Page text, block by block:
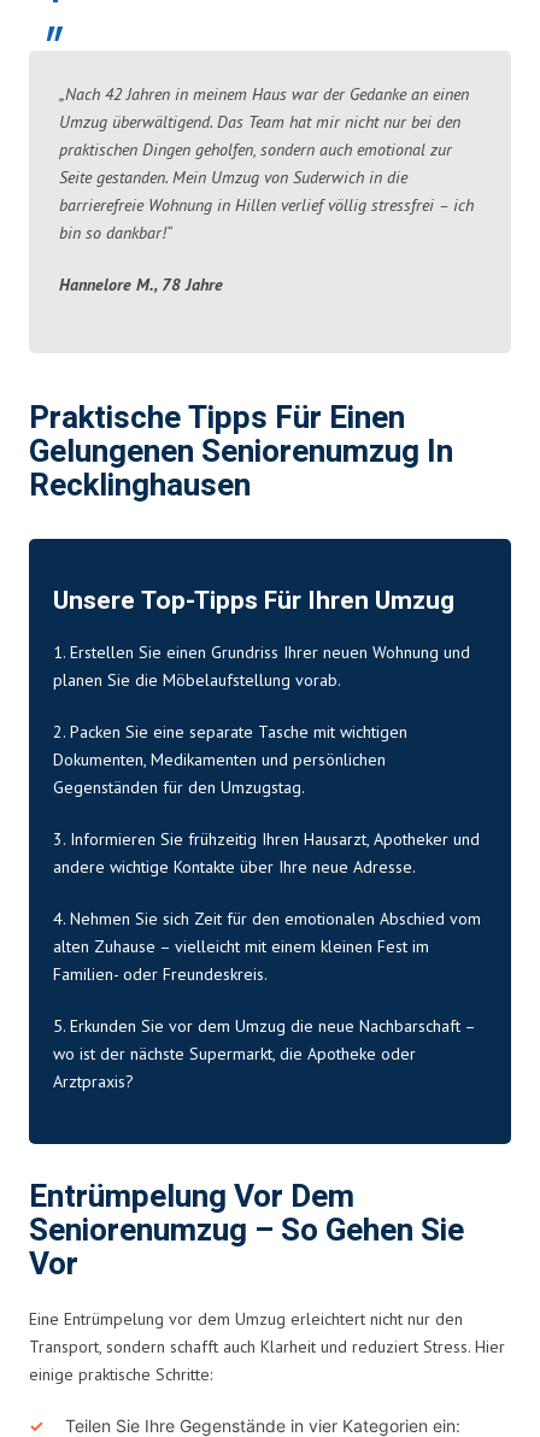
„Nach 42 Jahren in meinem Haus war der Gedanke an einen
Umzug überwältigend. Das Team hat mir nicht nur bei den
praktischen Dingen geholfen, sondern auch emotional zur
Seite gestanden. Mein Umzug von Suderwich in die
barrierefreie Wohnung in Hillen verlief völlig stressfrei – ich
bin so dankbar!“
Hannelore M., 78 Jahre
Praktische Tipps Für Einen
Gelungenen Seniorenumzug In
Recklinghausen
Unsere Top-Tipps Für Ihren Umzug
1. Erstellen Sie einen Grundriss Ihrer neuen Wohnung und
planen Sie die Möbelaufstellung vorab.
2. Packen Sie eine separate Tasche mit wichtigen
Dokumenten, Medikamenten und persönlichen
Gegenständen für den Umzugstag.
3. Informieren Sie frühzeitig Ihren Hausarzt, Apotheker und
andere wichtige Kontakte über Ihre neue Adresse.
4. Nehmen Sie sich Zeit für den emotionalen Abschied vom
alten Zuhause – vielleicht mit einem kleinen Fest im
Familien- oder Freundeskreis.
5. Erkunden Sie vor dem Umzug die neue Nachbarschaft –
wo ist der nächste Supermarkt, die Apotheke oder
Arztpraxis?
Entrümpelung Vor Dem
Seniorenumzug – So Gehen Sie
Vor
Eine Entrümpelung vor dem Umzug erleichtert nicht nur den
Transport, sondern schafft auch Klarheit und reduziert Stress. Hier
einige praktische Schritte:
Teilen Sie Ihre Gegenstände in vier Kategorien ein: